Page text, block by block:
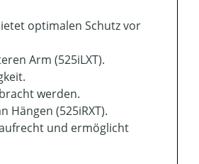
optimalen Schutz vor
Arm (525iLXT).
werden.
(525iRXT).
und ermöglicht